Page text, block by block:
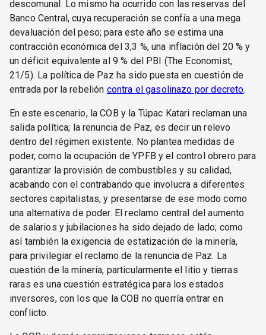
descomunal. Lo mismo ha ocurrido con las reservas del
Banco Central, cuya recuperación se confía a una mega
devaluación del peso; para este año se estima una
contracción económica del 3,3 %, una inflación del 20 % y
un déficit equivalente al 9 % del PBI (The Economist,
21/5). La política de Paz ha sido puesta en cuestión de
entrada por la rebelión contra el gasolinazo por decreto.
En este escenario, la COB y la Túpac Katari reclaman una
salida política; la renuncia de Paz, es decir un relevo
dentro del régimen existente. No plantea medidas de
poder, como la ocupación de YPFB y el control obrero para
garantizar la provisión de combustibles y su calidad,
acabando con el contrabando que involucra a diferentes
sectores capitalistas, y presentarse de ese modo como
una alternativa de poder. El reclamo central del aumento
de salarios y jubilaciones ha sido dejado de lado; como
así también la exigencia de estatización de la minería,
para privilegiar el reclamo de la renuncia de Paz. La
cuestión de la minería, particularmente el litio y tierras
raras es una cuestión estratégica para los estados
inversores, con los que la COB no querría entrar en
conflicto.